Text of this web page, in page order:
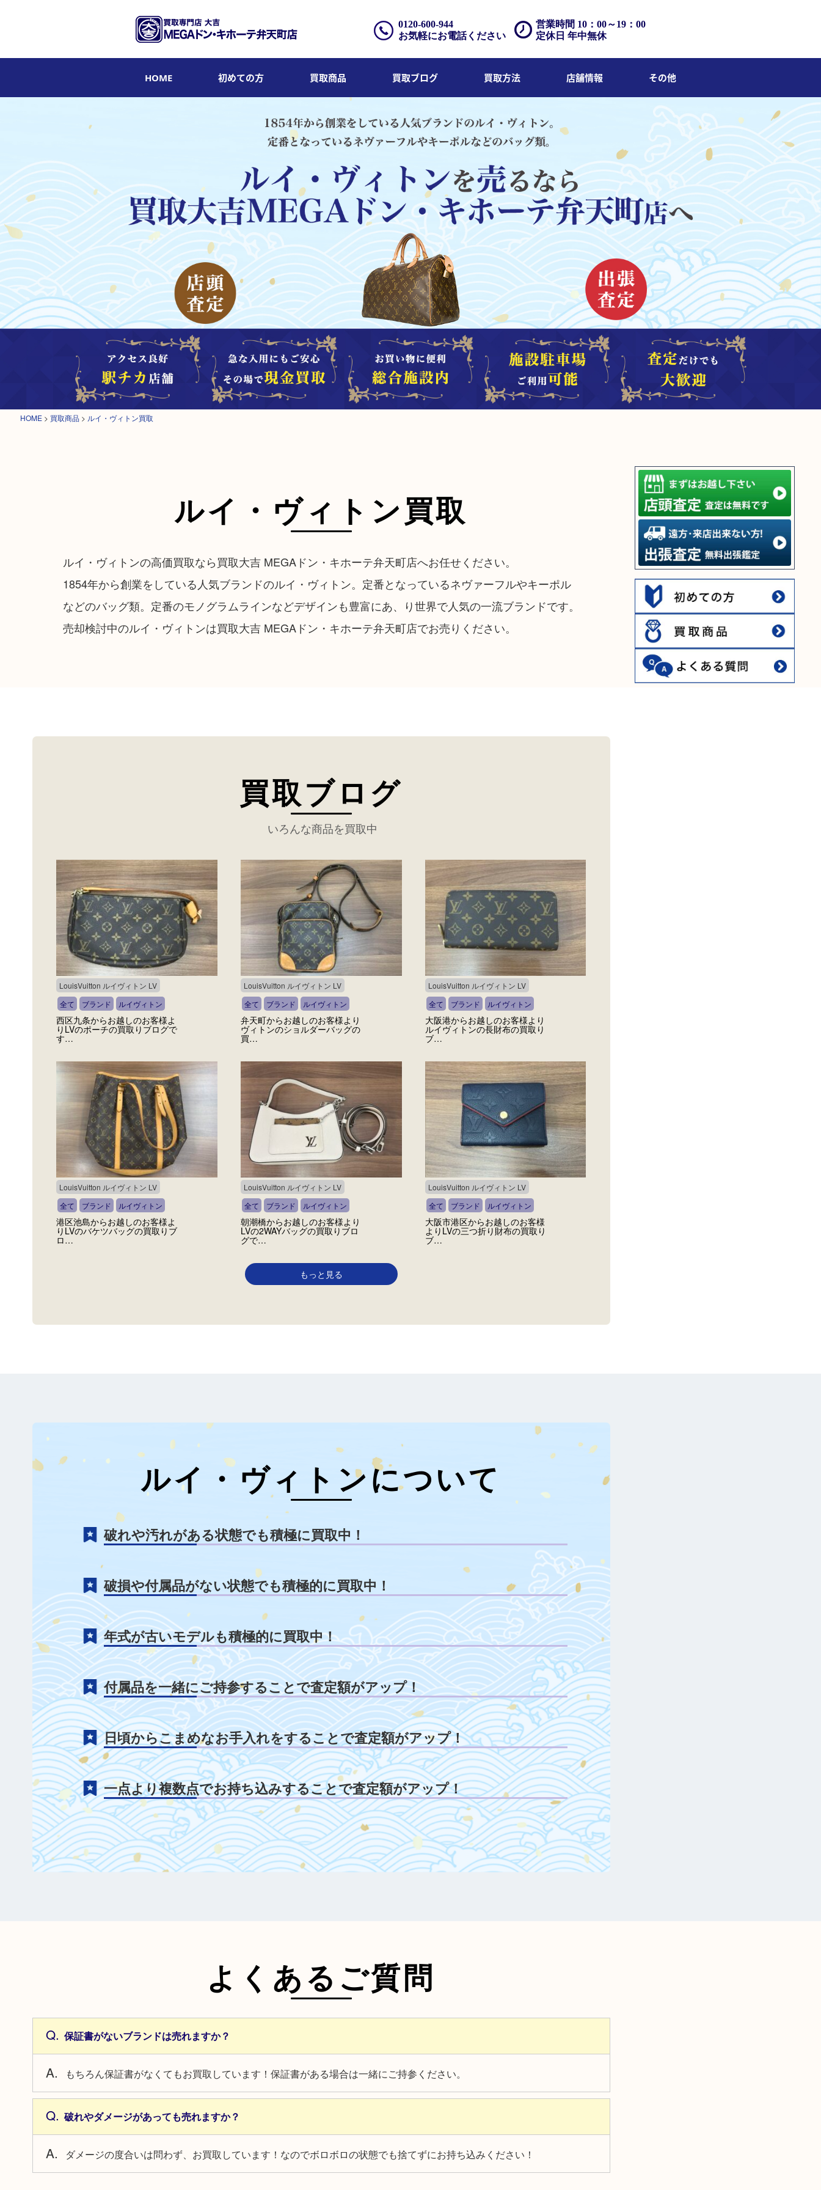
営業時間 10：00～19：00
定休日 年中無休
0120-600-944
お気軽にお電話ください
HOME 初めての方 買取商品 買取ブログ 買取方法 店舗情報 その他
HOME > 買取商品 > ルイ・ヴィトン買取
ルイ・ヴィトン買取
ルイ・ヴィトンの高価買取なら買取大吉 MEGAドン・キホーテ弁天町店へお任せください。
1854年から創業をしている人気ブランドのルイ・ヴィトン。定番となっているネヴァーフルやキーポル
などのバッグ類。定番のモノグラムラインなどデザインも豊富にあ、り世界で人気の一流ブランドです。
売却検討中のルイ・ヴィトンは買取大吉 MEGAドン・キホーテ弁天町店でお売りください。
買取ブログ
いろんな商品を買取中
LouisVuitton ルイヴィトン LV
全て
ブランド ルイヴィトン
西区九条からお越しのお客様よ
りLVのポーチの買取りブログで
す…
LouisVuitton ルイヴィトン LV
全て
ブランド ルイヴィトン
弁天町からお越しのお客様より
ヴィトンのショルダーバッグの
買…
LouisVuitton ルイヴィトン LV
全て
ブランド ルイヴィトン
大阪港からお越しのお客様より
ルイヴィトンの長財布の買取り
ブ…
LouisVuitton ルイヴィトン LV
全て
ブランド ルイヴィトン
港区池島からお越しのお客様よ
りLVのバケツバッグの買取りブ
ロ…
LouisVuitton ルイヴィトン LV
全て
ブランド ルイヴィトン
朝潮橋からお越しのお客様より
LVの2WAYバッグの買取りブロ
グで…
LouisVuitton ルイヴィトン LV
全て
ブランド ルイヴィトン
大阪市港区からお越しのお客様
よりLVの三つ折り財布の買取り
ブ…
もっと見る
ルイ・ヴィトンについて
破れや汚れがある状態でも積極に買取中！
破損や付属品がない状態でも積極的に買取中！
年式が古いモデルも積極的に買取中！
付属品を一緒にご持参することで査定額がアップ！
日頃からこまめなお手入れをすることで査定額がアップ！
一点より複数点でお持ち込みすることで査定額がアップ！
よくあるご質問
保証書がないブランドは売れますか？
もちろん保証書がなくてもお買取しています！保証書がある場合は一緒にご持参ください。
破れやダメージがあっても売れますか？
ダメージの度合いは問わず、お買取しています！なのでボロボロの状態でも捨てずにお持ち込みください！